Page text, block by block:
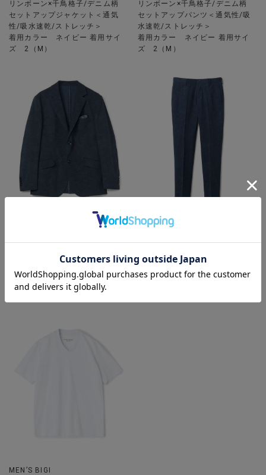
リンボーン×千鳥格子/デニム柄
セットアップジャケット＜通気
性/吸水速乾/ストレッチ＞
着用カラー ネイビー 着用サイ
ズ 2（M）
リンボーン×千鳥格子/デニム柄
セットアップパンツ＜通気性/吸
水速乾/ストレッチ＞
着用カラー ネイビー 着用サイ
ズ 2（M）
セットアップジャケット＜通気
性/吸水速乾/ストレッチ＞
着用カラー ネイビー 着用サイ
MEN’S BIGI
セットアップパンツ＜通気性/吸
水速乾/ストレッチ＞
着用カラー ネイビー 着用サイ
MEN’S BIGI